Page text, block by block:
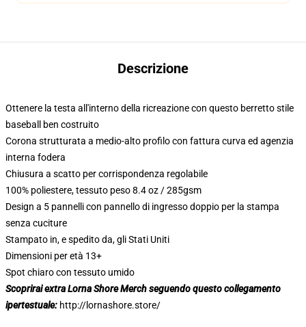
Descrizione
Ottenere la testa all'interno della ricreazione con questo berretto stile
baseball ben costruito
Corona strutturata a medio-alto profilo con fattura curva ed agenzia
interna fodera
Chiusura a scatto per corrispondenza regolabile
100% poliestere, tessuto peso 8.4 oz / 285gsm
Design a 5 pannelli con pannello di ingresso doppio per la stampa
senza cuciture
Stampato in, e spedito da, gli Stati Uniti
Dimensioni per età 13+
Spot chiaro con tessuto umido
Scoprirai extra Lorna Shore Merch seguendo questo collegamento
ipertestuale: http://lornashore.store/